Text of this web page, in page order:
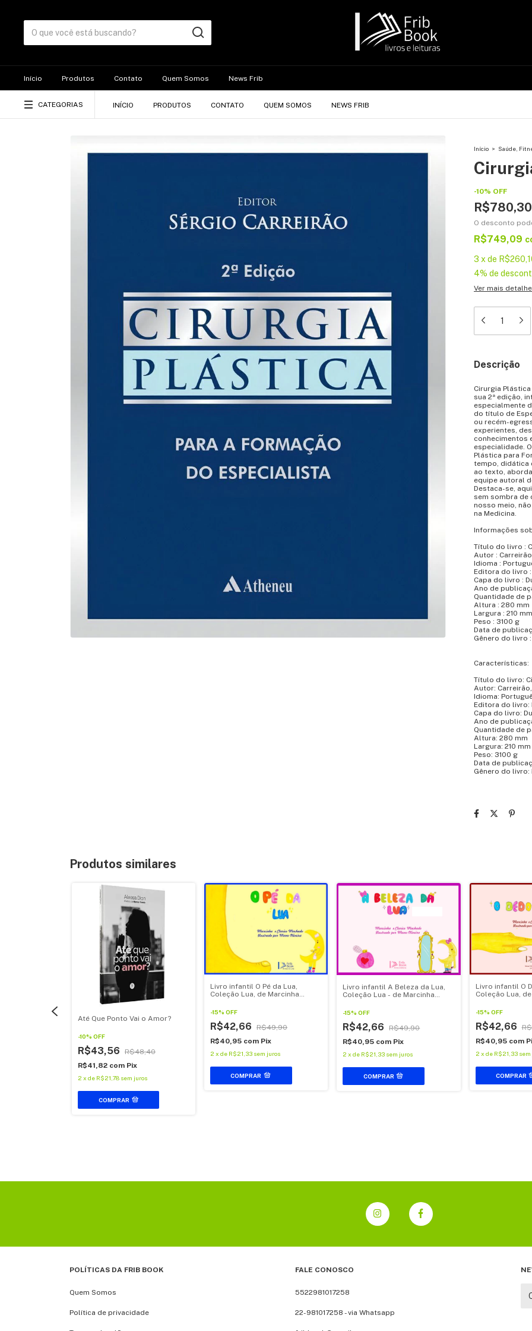
Início Produtos Contato Quem Somos News Frib
CATEGORIAS INÍCIO PRODUTOS CONTATO QUEM SOMOS NEWS FRIB
Início > Saúde,
-10% OFF
R$780,30
O desconto
R$749,09
3 x de
4% de
Ver mais
Descrição
Cirurgia
sua 2ª edição,
especialmente
do título de
ou recém-
experientes,
conhecimentos
especialidade.
Plástica para
tempo, didática
ao texto,
equipe autoral
Destaca-se,
sem sombra de
nosso meio,
na Medicina.
Informações
Título do livro :
Autor :
Idioma :
Editora do livro
Capa do livro :
Ano de
Quantidade de
Altura : 280 mm
Largura : 210 mm
Peso : 3100 g
Data de
Gênero do livro
Características:
Título do livro:
Autor:
Idioma:
Editora do livro:
Capa do livro:
Ano de
Quantidade de
Altura: 280 mm
Largura: 210 mm
Peso: 3100 g
Data de
Gênero do livro:
Produtos similares
Até Que Ponto Vai o Amor?
-10% OFF
R$43,56
R$48,40
R$41,82 com Pix
2 x de R$21,78 sem juros
COMPRAR
Livro infantil O Pé da Lua,
Coleção Lua, de Marcinha
-15%OFF
R$42,66
R$49,90
R$40,95 com Pix
2 xde R$21,33 sem juros
Livro infantil A Beleza da Lua,
Coleção Lua - de Marcinha
-15%OFF
R$42,66
R$49,90
R$40,95 com Pix
2 xde R$21,33 sem juros
Livro infantil O
Coleção Lua,
-15% OFF
R$42,66
R$40,95 com
2 x de R$21,33 sem
POLÍTICAS DA FRIB BOOK
Quem Somos
Política de privacidade
FALE CONOSCO
5522981017258
22-981017258 - via Whatsapp